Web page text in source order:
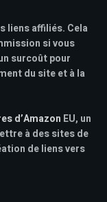
liens affiliés. Cela
si vous
surcoût pour
du site et à la
d’Amazon EU, un
à des sites de
de liens vers